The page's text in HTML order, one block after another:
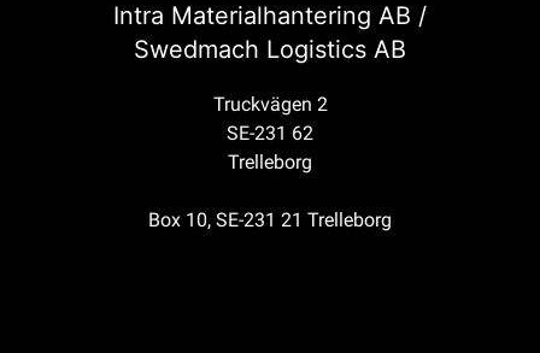
Intra Materialhantering AB /
Swedmach Logistics AB
Truckvägen 2
SE-231 62
Trelleborg
Box 10, SE-231 21 Trelleborg